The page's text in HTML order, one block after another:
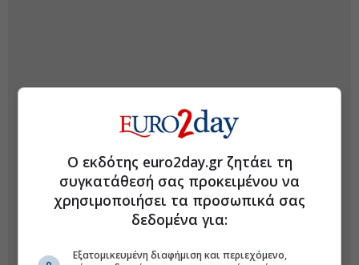
Ο εκδότης euro2day.gr ζητάει τη
συγκατάθεσή σας προκειμένου να
χρησιμοποιήσει τα προσωπικά σας
δεδομένα για:
Εξατομικευμένη διαφήμιση και περιεχόμενο,